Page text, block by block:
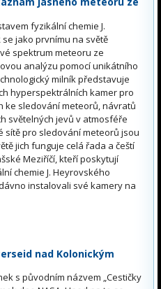
fyzikální chemie J.
jako prvnímu na světě
spektrum meteoru ze
analýzu pomocí unikátního
milník představuje
hyperspektrálních kamer pro
ke sledování meteorů, návratů
světelných jevů v atmosféře
sítě pro sledování meteorů jsou
jich funguje celá řada a čeští
Meziříčí, kteří poskytují
chemie J. Heyrovského
instalovali své kamery na
nad Kolonickým
s původním názvem „Cestičky